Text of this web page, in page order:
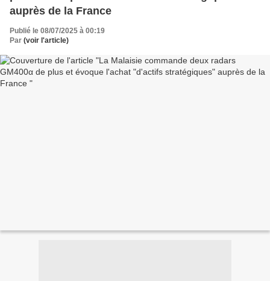
auprès de la France
Publié le 08/07/2025 à 00:19
Par (voir l'article)